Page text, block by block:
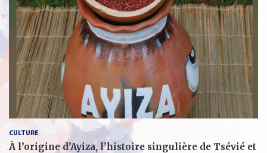
CULTURE
À l’origine d’Ayiza, l’histoire singulière de Tsévié et